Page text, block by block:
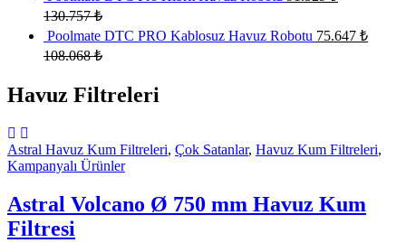
130.757₺
Poolmate DTC PRO Kablosuz Havuz Robotu 75.647 ₺
108.068₺
Havuz Filtreleri
Astral Havuz Kum Filtreleri, Çok Satanlar, Havuz Kum Filtreleri,
Kampanyalı Ürünler
Astral Volcano Ø 750 mm Havuz Kum
Filtresi